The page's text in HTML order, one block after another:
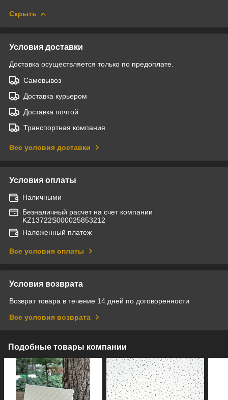
Скрыть
Условия доставки
Доставка осуществляется только по предоплате.
Самовывоз
Доставка курьером
Доставка почтой
Транспортная компания
Все условия доставки
Условия оплаты
Наличными
Безналичный расчет на счет компании
KZ13722S000025853212
Наложенный платеж
Все условия оплаты
Условия возврата
Возврат товара в течение 14 дней по договоренности
Все условия возврата
Подобные товары компании